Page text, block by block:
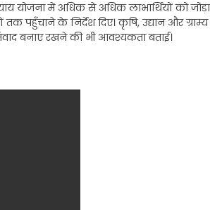
योजना में अधिक से अधिक लाभार्थियों को जोड़ा
पहुँचाने के निर्देश दिए। कृषि, उद्यान और ग्राम्य
बनाए रखने की भी आवश्यकता बताई।